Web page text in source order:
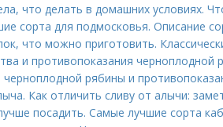
что делать в домашних условиях.
сорта для подмосковья. Описание
что можно приготовить.
и противопоказания черноплодной
рябины и
Как отличить сливу от алычи:
посадить. Самые лучшие сорта